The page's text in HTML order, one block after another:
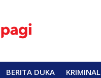
BERITA DUKA KRIMINAL